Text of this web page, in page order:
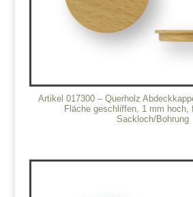
Artikel 017300 – Querholz
Fläche geschliffen, 1 mm
Sackloch/Bohrung